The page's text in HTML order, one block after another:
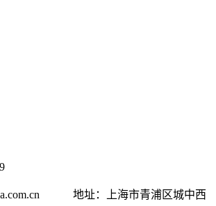
地址：上海市青浦区城中西